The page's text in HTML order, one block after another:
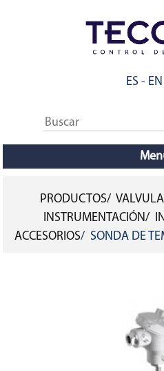
ES - EN
SOBRESCRIBIR
ENLACES
PRODUCTOS
INSTRUMENTACIÓN
ACCESORIOS
SONDA DE